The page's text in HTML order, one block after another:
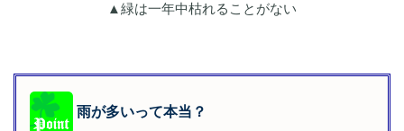
▲緑は一年中枯れることがない
雨が多いって本当？